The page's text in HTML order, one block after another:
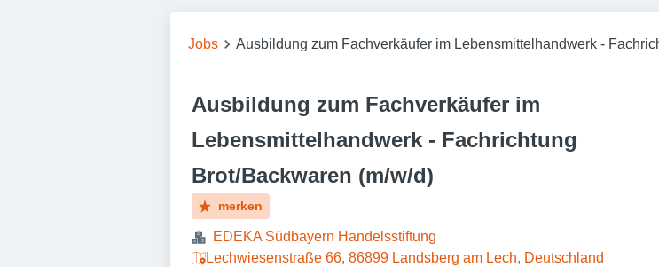
Jobs Ausbildung zum Fachverkäufer im Lebensmittelhandwerk -
Ausbildung zum Fachverkäufer im
Lebensmittelhandwerk - Fachrichtung
Brot/Backwaren (m/w/d)
merken
EDEKA Südbayern Handelsstiftung
Lechwiesenstraße 66, 86899 Landsberg am Lech, Deutschland